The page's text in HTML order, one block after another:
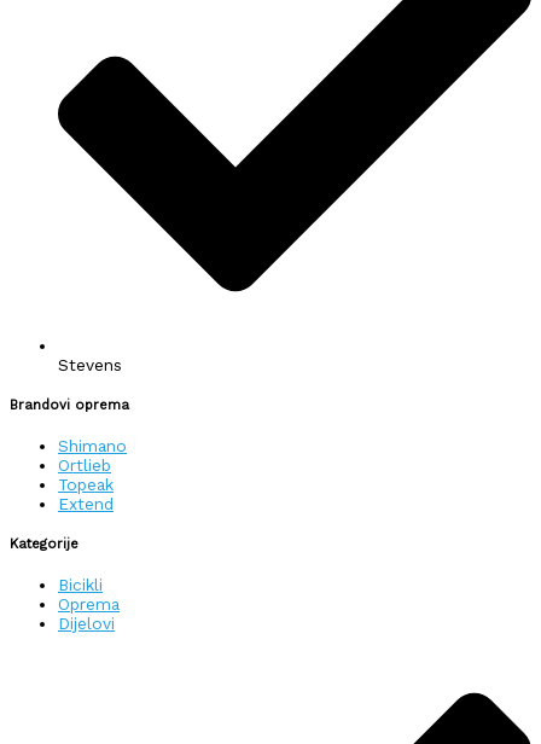
Stevens
Brandovi oprema
Shimano
Ortlieb
Topeak
Extend
Kategorije
Bicikli
Oprema
Dijelovi